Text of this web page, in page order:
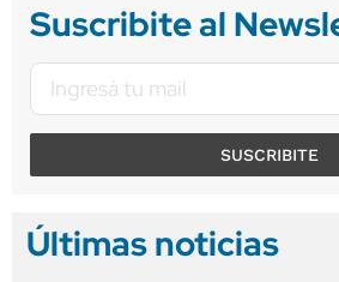
Suscribite al
SUSCRIBITE
Últimas noticias